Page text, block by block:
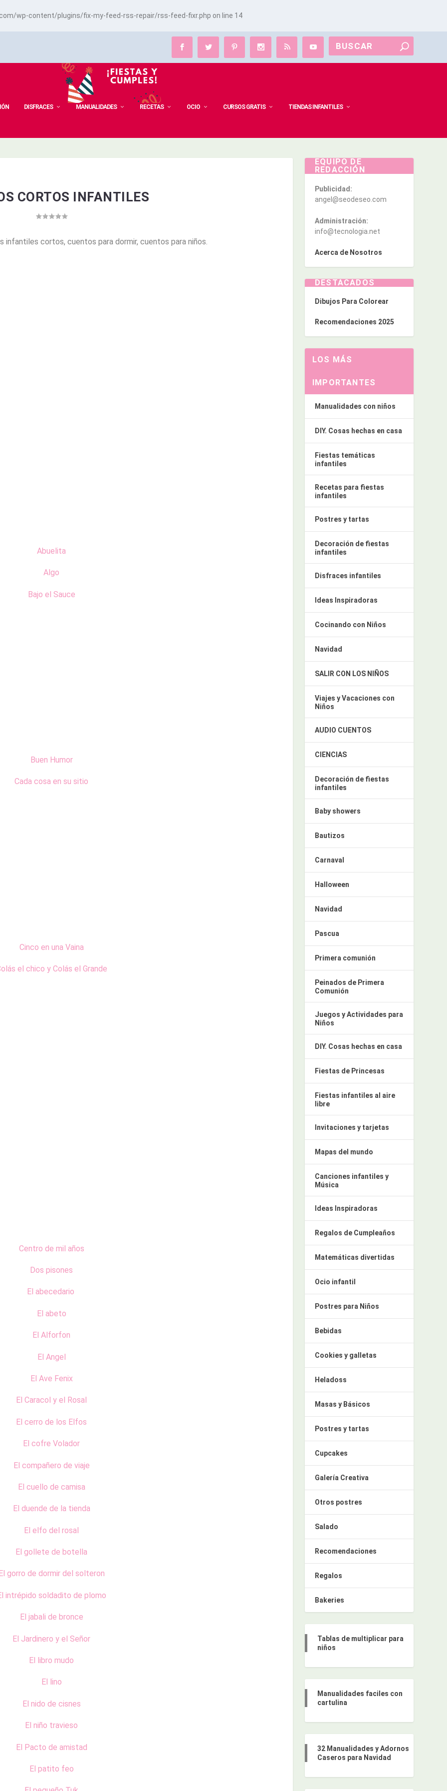
wp-content/plugins/fix-my-feed-rss-repair/rss-feed-fixr.php on line 14
DISFRACES MANUALIDADES RECETAS OCIO CURSOS GRATIS TIENDAS INFANTILES
CORTOS INFANTILES
infantiles cortos, cuentos para dormir, cuentos para niños.
Abuelita
Algo
Bajo el Sauce
Buen Humor
Cada cosa en su sitio
Cinco en una Vaina
el chico y Colás el Grande
Centro de mil años
Dos pisones
El abecedario
El abeto
El Alforfon
El Angel
El Ave Fenix
El Caracol y el Rosal
El cerro de los Elfos
El cofre Volador
El compañero de viaje
El cuello de camisa
El duende de la tienda
El elfo del rosal
El gollete de botella
gorro de dormir del solteron
intrépido soldadito de plomo
El jabali de bronce
El Jardinero y el Señor
El libro mudo
El lino
El nido de cisnes
El niño travieso
El Pacto de amistad
El patito feo
EQUIPO DE
REDACCIÓN
Publicidad:
angel@seodeseo.com
Administración:
info@tecnologia.net
Acerca de Nosotros
DESTACADOS
Dibujos Para Colorear
Recomendaciones 2025
LOS MÁS
IMPORTANTES
Manualidades con niños
DIY. Cosas hechas en casa
Fiestas temáticas
infantiles
Recetas para fiestas
infantiles
Postres y tartas
Decoración de fiestas
infantiles
Disfraces infantiles
Ideas Inspiradoras
Cocinando con Niños
Navidad
SALIR CON LOS NIÑOS
Viajes y Vacaciones con
Niños
AUDIO CUENTOS
CIENCIAS
Decoración de fiestas
infantiles
Baby showers
Bautizos
Carnaval
Halloween
Navidad
Pascua
Primera comunión
Peinados de Primera
Comunión
Juegos y Actividades para
Niños
DIY. Cosas hechas en casa
Fiestas de Princesas
Fiestas infantiles al aire
libre
Invitaciones y tarjetas
Mapas del mundo
Canciones infantiles y
Música
Ideas Inspiradoras
Regalos de Cumpleaños
Matemáticas divertidas
Ocio infantil
Postres para Niños
Bebidas
Cookies y galletas
Heladoss
Masas y Básicos
Postres y tartas
Cupcakes
Galería Creativa
Otros postres
Salado
Recomendaciones
Regalos
Bakeries
Tablas de multiplicar para
niños
Manualidades faciles con
cartulina
32 Manualidades y Adornos
Caseros para Navidad